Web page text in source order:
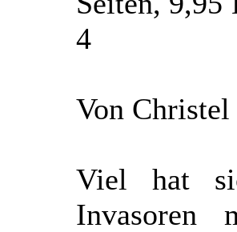
4
Von Christel
Viel hat